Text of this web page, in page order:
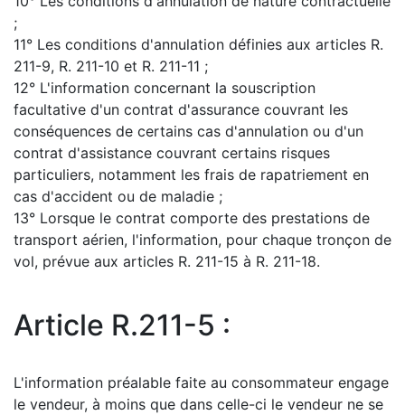
;
11° Les conditions d'annulation définies aux articles R.
211-9, R. 211-10 et R. 211-11 ;
12° L'information concernant la souscription
facultative d'un contrat d'assurance couvrant les
conséquences de certains cas d'annulation ou d'un
contrat d'assistance couvrant certains risques
particuliers, notamment les frais de rapatriement en
cas d'accident ou de maladie ;
13° Lorsque le contrat comporte des prestations de
transport aérien, l'information, pour chaque tronçon de
vol, prévue aux articles R. 211-15 à R. 211-18.
Article R.211-5 :
L'information préalable faite au consommateur engage
le vendeur, à moins que dans celle-ci le vendeur ne se